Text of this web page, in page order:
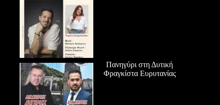
Πανηγύρι στη Δυτική
Φραγκίστα Ευρυτανίας